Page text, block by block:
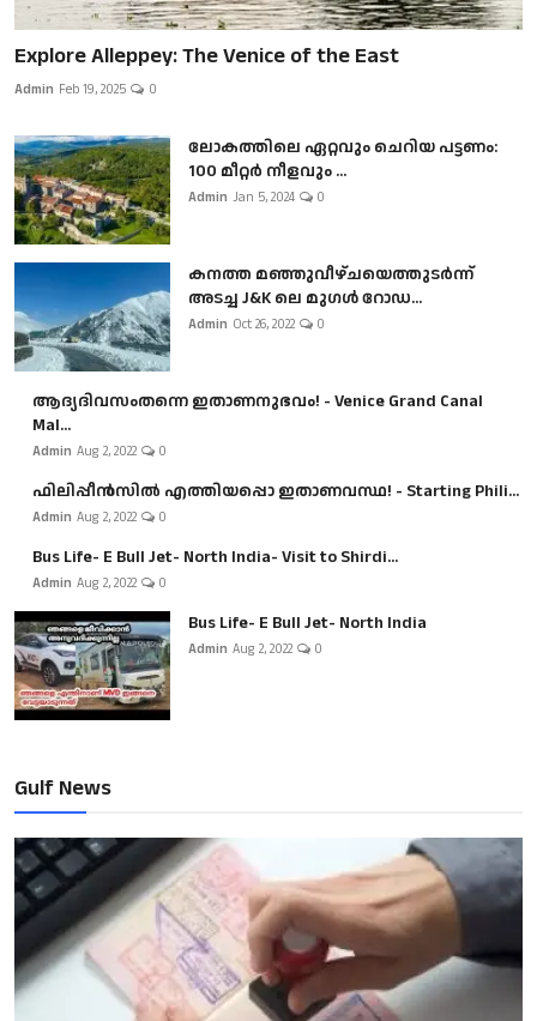
Explore Alleppey: The Venice of the East
Admin Feb 19, 2025 0
ലോകത്തിലെ ഏറ്റവും ചെറിയ പട്ടണം:
100 മീറ്റർ നീളവും ...
Admin Jan 5, 2024 0
കനത്ത മഞ്ഞുവീഴ്ചയെത്തുടർന്ന്
അടച്ച J&K ലെ മുഗൾ റോഡ...
Admin Oct 26, 2022 0
ആദ്യദിവസംതന്നെ ഇതാണനുഭവം! - Venice Grand Canal
Mal...
Admin Aug 2, 2022 0
ഫിലിപ്പീൻസിൽ എത്തിയപ്പൊ ഇതാണവസ്ഥ! - Starting Phili...
Admin Aug 2, 2022 0
Bus Life- E Bull Jet- North India- Visit to Shirdi...
Admin Aug 2, 2022 0
Bus Life- E Bull Jet- North India
Admin Aug 2, 2022 0
Gulf News